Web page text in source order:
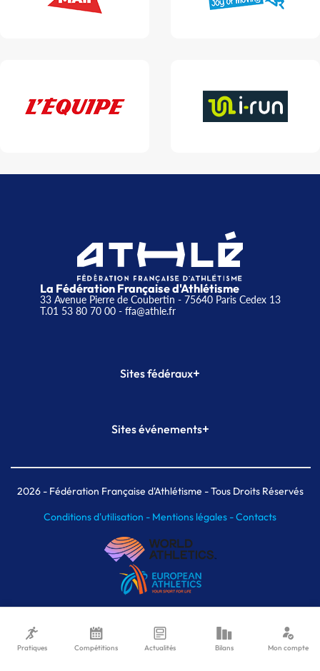
La Fédération Française d'Athlétisme
33 Avenue Pierre de Coubertin - 75640 Paris Cedex 13
T.01 53 80 70 00- ffa@athle.fr
Sites fédéraux+
Plateforme Formation
Sites événements+
Meeting de Paris indoor
MAIF Ekiden de Paris
2026- Fédération Française d'Athlétisme - Tous Droits Réservés
Conditions d'utilisation - Mentions légales -Contacts
Pratiques Compétitions Actualités Bilans Mon compte